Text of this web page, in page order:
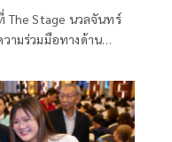
The Stage นวลจันทร์